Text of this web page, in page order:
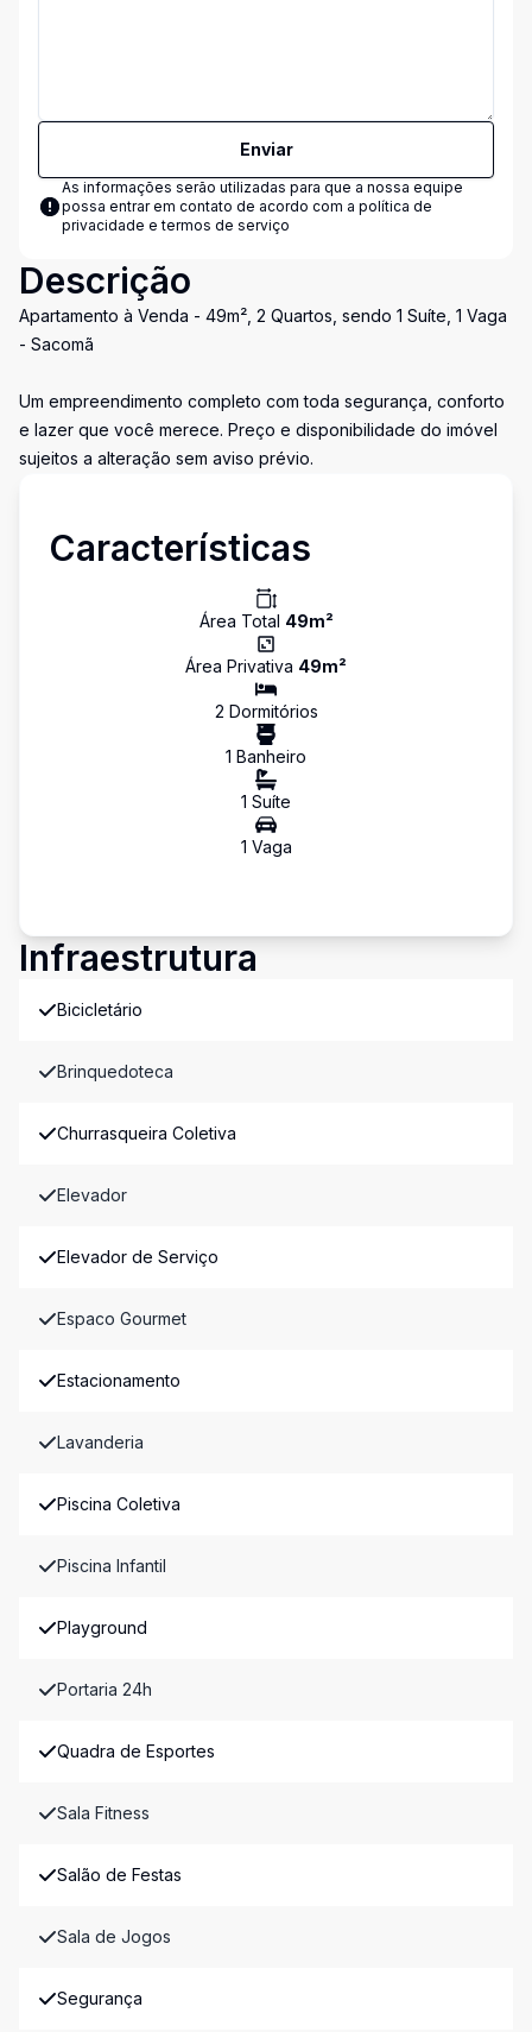
Enviar
As informações serão utilizadas para que a nossa equipe
possa entrar em contato de acordo com a política de
privacidade e termos de serviço
Descrição
Apartamento à Venda - 49m², 2 Quartos, sendo 1 Suíte, 1 Vaga
- Sacomã
Um empreendimento completo com toda segurança, conforto
e lazer que você merece. Preço e disponibilidade do imóvel
sujeitos a alteração sem aviso prévio.
Características
Área Total 49m²
Área Privativa 49m²
2 Dormitórios
1 Banheiro
1 Suíte
1 Vaga
Infraestrutura
Bicicletário
Brinquedoteca
Churrasqueira Coletiva
Elevador
Elevador de Serviço
Espaco Gourmet
Estacionamento
Lavanderia
Piscina Coletiva
Piscina Infantil
Playground
Portaria 24h
Quadra de Esportes
Sala Fitness
Salão de Festas
Sala de Jogos
Segurança